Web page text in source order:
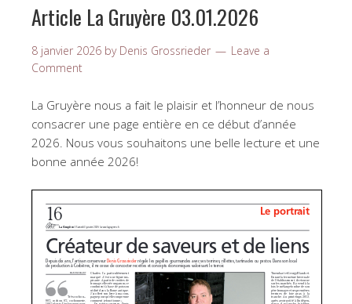
Article La Gruyère 03.01.2026
8 janvier 2026 by Denis Grossrieder
Leave a
Comment
La Gruyère nous a fait le plaisir et l’honneur de nous
consacrer une page entière en ce début d’année
2026. Nous vous souhaitons une belle lecture et une
bonne année 2026!